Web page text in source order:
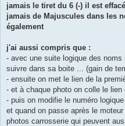
jamais le tiret du 6 (-) il est
jamais de Majuscules dans les
également
j'ai aussi compris que :
- avec une suite logique des
suivre dans sa boite ... (gain de
- ensuite on met le lien de la
- et à chaque photo on colle le lien
- puis on modifie le numéro
et quand on passe après le
photos carrosserie qui peuvent